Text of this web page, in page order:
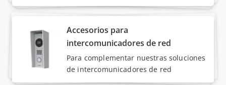
Accesorios para
intercomunicadores de red
Para complementar nuestras soluciones
de intercomunicadores de red